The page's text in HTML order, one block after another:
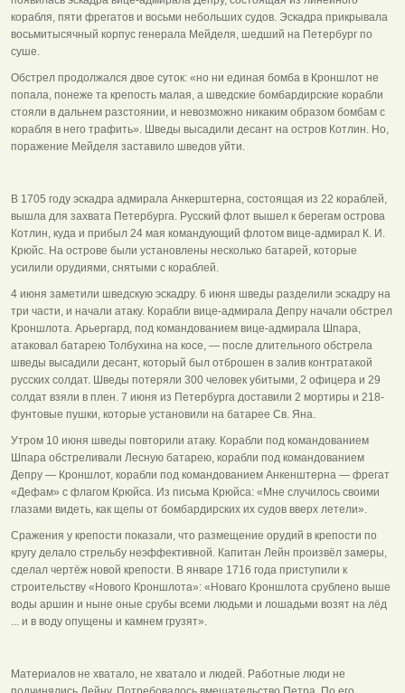
корабля, пяти фрегатов и восьми небольших судов. Эскадра прикрывала
восьмитысячный корпус генерала Мейделя, шедший на Петербург по
суше.
Обстрел продолжался двое суток: «но ни единая бомба в Кроншлот не
попала, понеже та крепость малая, а шведские бомбардирские корабли
стояли в дальнем разстоянии, и невозможно никаким образом бомбам с
корабля в него трафить». Шведы высадили десант на остров Котлин. Но,
поражение Мейделя заставило шведов уйти.
В 1705 году эскадра адмирала Анкерштерна, состоящая из 22 кораблей,
вышла для захвата Петербурга. Русский флот вышел к берегам острова
Котлин, куда и прибыл 24 мая командующий флотом вице-адмирал К. И.
Крюйс. На острове были установлены несколько батарей, которые
усилили орудиями, снятыми с кораблей.
4 июня заметили шведскую эскадру. 6 июня шведы разделили эскадру на
три части, и начали атаку. Корабли вице-адмирала Депру начали обстрел
Кроншлота. Арьергард, под командованием вице-адмирала Шпара,
атаковал батарею Толбухина на косе, — после длительного обстрела
шведы высадили десант, который был отброшен в залив контратакой
русских солдат. Шведы потеряли 300 человек убитыми, 2 офицера и 29
солдат взяли в плен. 7 июня из Петербурга доставили 2 мортиры и 218-
фунтовые пушки, которые установили на батарее Св. Яна.
Утром 10 июня шведы повторили атаку. Корабли под командованием
Шпара обстреливали Лесную батарею, корабли под командованием
Депру — Кроншлот, корабли под командованием Анкенштерна — фрегат
«Дефам» с флагом Крюйса. Из письма Крюйса: «Мне случилось своими
глазами видеть, как щепы от бомбардирских их судов вверх летели».
Сражения у крепости показали, что размещение орудий в крепости по
кругу делало стрельбу неэффективной. Капитан Лейн произвёл замеры,
сделал чертёж новой крепости. В январе 1716 года приступили к
строительству «Нового Кроншлота»: «Новаго Кроншлота срублено выше
воды аршин и ныне оные срубы всеми людьми и лошадьми возят на лёд
... и в воду опущены и камнем грузят».
Материалов не хватало, не хватало и людей. Работные люди не